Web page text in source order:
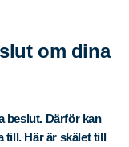
om dina
beslut. Därför kan
till. Här är skälet till